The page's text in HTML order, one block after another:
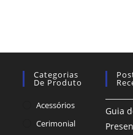
Categorias
De Produto
Acessórios
Cerimonial
Guia